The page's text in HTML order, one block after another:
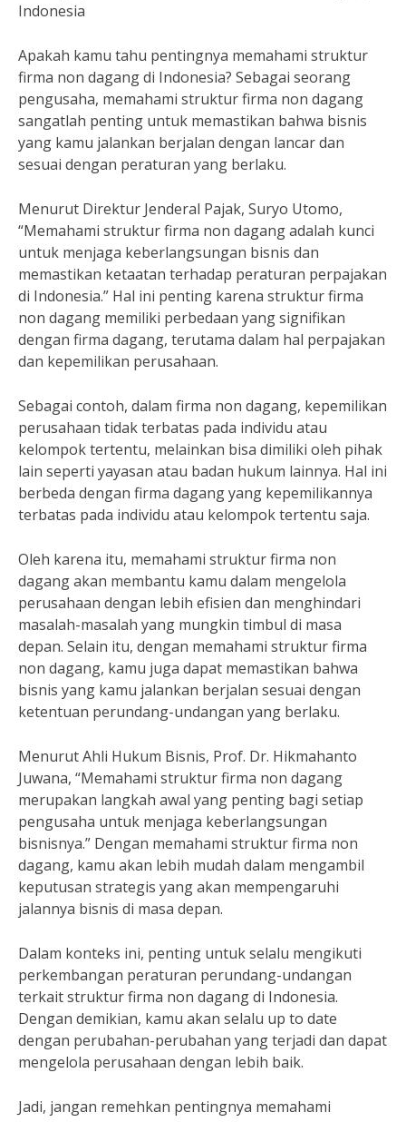
Indonesia
Apakah kamu tahu pentingnya memahami struktur
firma non dagang di Indonesia? Sebagai seorang
pengusaha, memahami struktur firma non dagang
sangatlah penting untuk memastikan bahwa bisnis
yang kamu jalankan berjalan dengan lancar dan
sesuai dengan peraturan yang berlaku.
Menurut Direktur Jenderal Pajak, Suryo Utomo,
“Memahami struktur firma non dagang adalah kunci
untuk menjaga keberlangsungan bisnis dan
memastikan ketaatan terhadap peraturan perpajakan
di Indonesia.” Hal ini penting karena struktur firma
non dagang memiliki perbedaan yang signifikan
dengan firma dagang, terutama dalam hal perpajakan
dan kepemilikan perusahaan.
Sebagai contoh, dalam firma non dagang, kepemilikan
perusahaan tidak terbatas pada individu atau
kelompok tertentu, melainkan bisa dimiliki oleh pihak
lain seperti yayasan atau badan hukum lainnya. Hal ini
berbeda dengan firma dagang yang kepemilikannya
terbatas pada individu atau kelompok tertentu saja.
Oleh karena itu, memahami struktur firma non
dagang akan membantu kamu dalam mengelola
perusahaan dengan lebih efisien dan menghindari
masalah-masalah yang mungkin timbul di masa
depan. Selain itu, dengan memahami struktur firma
non dagang, kamu juga dapat memastikan bahwa
bisnis yang kamu jalankan berjalan sesuai dengan
ketentuan perundang-undangan yang berlaku.
Menurut Ahli Hukum Bisnis, Prof. Dr. Hikmahanto
Juwana, “Memahami struktur firma non dagang
merupakan langkah awal yang penting bagi setiap
pengusaha untuk menjaga keberlangsungan
bisnisnya.” Dengan memahami struktur firma non
dagang, kamu akan lebih mudah dalam mengambil
keputusan strategis yang akan mempengaruhi
jalannya bisnis di masa depan.
Dalam konteks ini, penting untuk selalu mengikuti
perkembangan peraturan perundang-undangan
terkait struktur firma non dagang di Indonesia.
Dengan demikian, kamu akan selalu up to date
dengan perubahan-perubahan yang terjadi dan dapat
mengelola perusahaan dengan lebih baik.
Jadi, jangan remehkan pentingnya memahami